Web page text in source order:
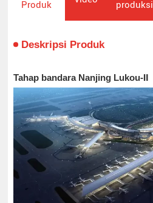
Produk
produksi
Deskripsi Produk
Tahap bandara Nanjing Lukou-Ⅱ